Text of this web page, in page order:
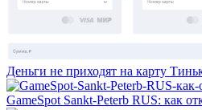
Деньги не приходят на карту
GameSpot Sankt-Peterb RUS: как